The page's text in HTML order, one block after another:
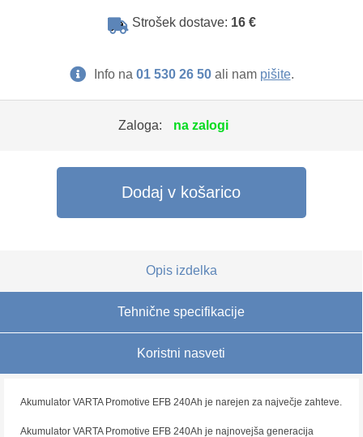
Strošek dostave: 16 €
Info na 01 530 26 50ali nam pišite.
Zaloga: na zalogi
Dodaj v košarico
Opis izdelka
Tehnične specifikacije
Koristni nasveti
Akumulator VARTA Promotive EFB 240Ah je narejen za največje zahteve.
Akumulator VARTA Promotive EFB 240Ah je najnovejša generacija